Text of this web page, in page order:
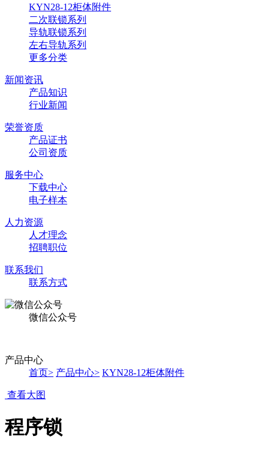
KYN28-12柜体附件
二次联锁系列
导轨联锁系列
左右导轨系列
更多分类
新闻资讯
产品知识
行业新闻
荣誉资质
产品证书
公司资质
服务中心
下载中心
电子样本
人力资源
人才理念
招聘职位
联系我们
联系方式
微信公众号
产品中心
首页> 产品中心> KYN28-12柜体附件
查看大图
程序锁